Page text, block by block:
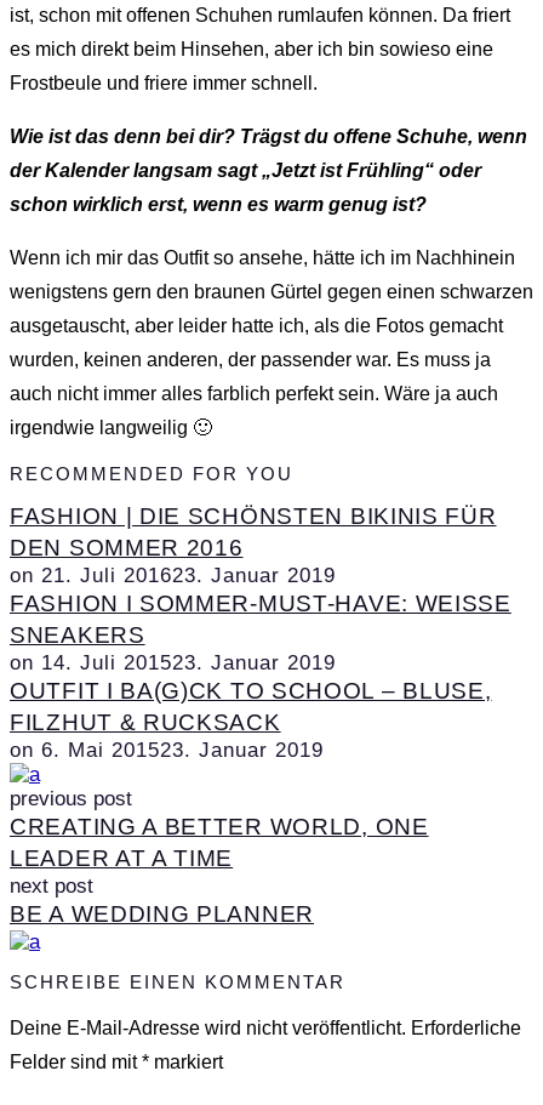
ist, schon mit offenen Schuhen rumlaufen können. Da friert
es mich direkt beim Hinsehen, aber ich bin sowieso eine
Frostbeule und friere immer schnell.
Wie ist das denn bei dir? Trägst du offene Schuhe, wenn
der Kalender langsam sagt „Jetzt ist Frühling“ oder
schon wirklich erst, wenn es warm genug ist?
Wenn ich mir das Outfit so ansehe, hätte ich im Nachhinein
wenigstens gern den braunen Gürtel gegen einen schwarzen
ausgetauscht, aber leider hatte ich, als die Fotos gemacht
wurden, keinen anderen, der passender war. Es muss ja
auch nicht immer alles farblich perfekt sein. Wäre ja auch
irgendwie langweilig 🙂
RECOMMENDED FOR YOU
FASHION | DIE SCHÖNSTEN BIKINIS FÜR
DEN SOMMER 2016
on 21. Juli 201623. Januar 2019
FASHION I SOMMER-MUST-HAVE: WEISSE S
NEAKERS
on 14. Juli 201523. Januar 2019
OUTFIT I BA(G)CK TO SCHOOL – BLUSE,
FILZHUT & RUCKSACK
on 6. Mai 201523. Januar 2019
previous post
CREATING A BETTER WORLD, ONE
LEADER AT A TIME
next post
BE A WEDDING PLANNER
SCHREIBE EINEN KOMMENTAR
Deine E-Mail-Adresse wird nicht veröffentlicht. Erforderliche
Felder sind mit* markiert